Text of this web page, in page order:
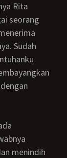
Rita
seorang
Sudah